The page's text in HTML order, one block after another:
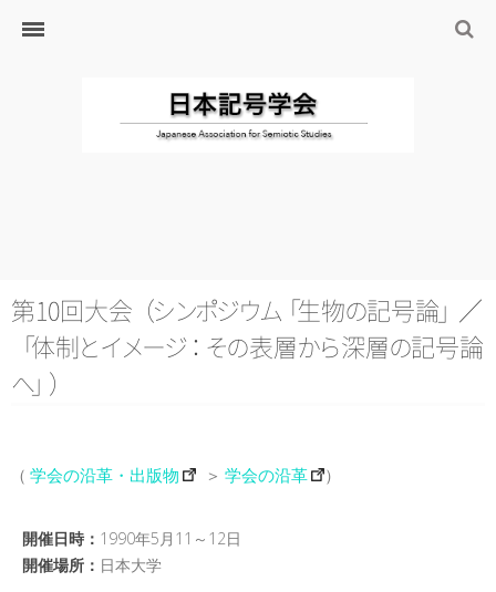
ホーム
学会の沿革
学会の出版物
ジャーナル（論文誌）
（2026/7/11・7/12）「パース
記号論のフロンティア」特設ペ
ージ
第10回大会（シンポジウ ム「生物の記号論」
／
「体制 と イ メージ： その表層から深層の記号論
へ」 ）
（ 学会の沿革・出版物 ＞ 学会の沿革 ）
開催日時： 1990年5月11～12日
開催場所： 日本大学